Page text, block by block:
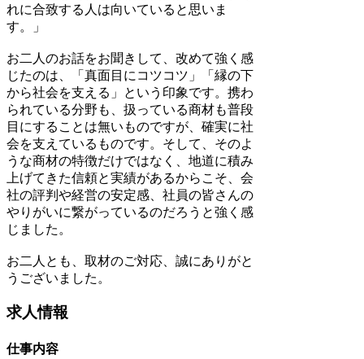
れに合致する人は向いていると思いま
す。」
お二人のお話をお聞きして、改めて強く感
じたのは、「真面目にコツコツ」「縁の下
から社会を支える」という印象です。携わ
られている分野も、扱っている商材も普段
目にすることは無いものですが、確実に社
会を支えているものです。そして、そのよ
うな商材の特徴だけではなく、地道に積み
上げてきた信頼と実績があるからこそ、会
社の評判や経営の安定感、社員の皆さんの
やりがいに繋がっているのだろうと強く感
じました。
お二人とも、取材のご対応、誠にありがと
うございました。
求人情報
仕事内容